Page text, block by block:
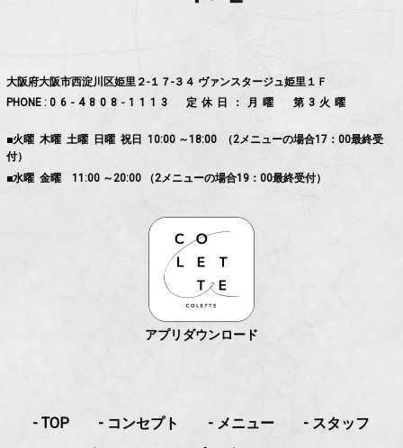
大阪府大阪市西淀川区姫里２-１７-３４ ヴァンスタージュ姫里１Ｆ
PHONE : 06-4808-1113 定休日：月曜 第3火曜
■火曜 木曜 土曜 日曜 祝日 10:00 ～18:00 （2メニューの場合17：00最終受
付）
■水曜 金曜 11:00 ～20:00 （2メニューの場合19：00最終受付）
アプリダウンロード
- TOP - コンセプト - メニュー
- スタッフ